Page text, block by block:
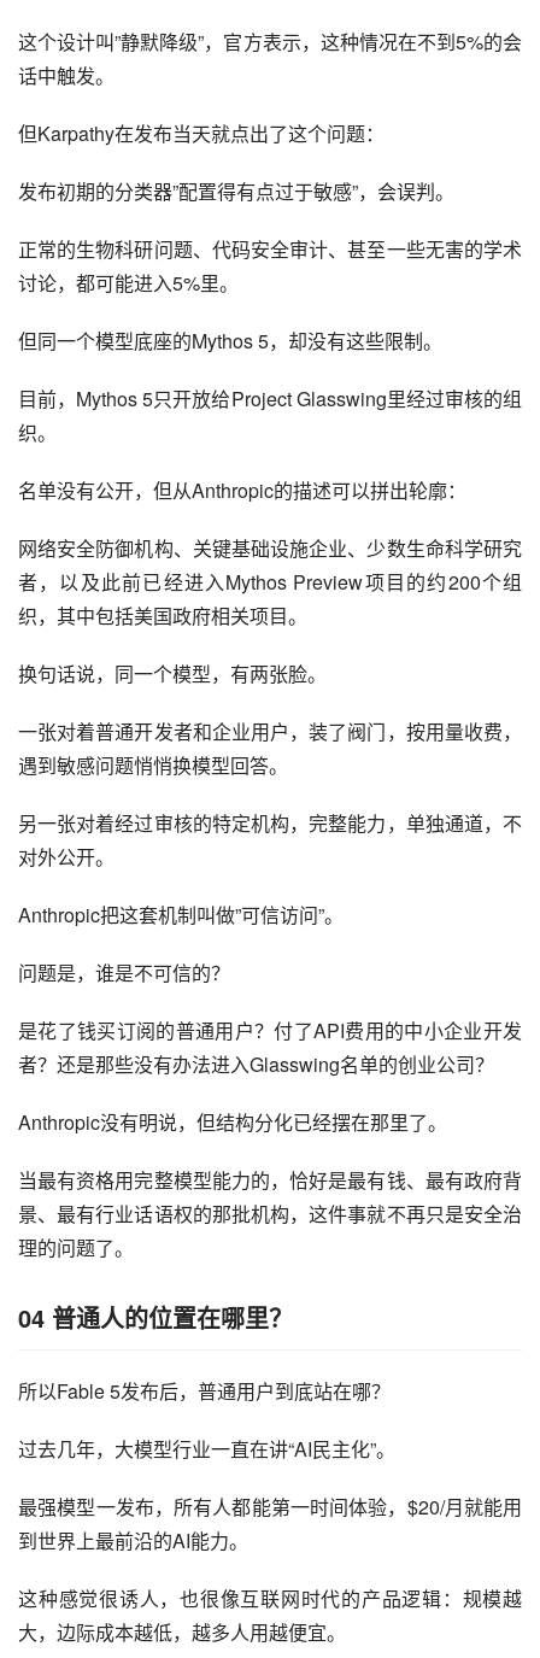
这个设计叫”静默降级”，官方表示，这种情况在不到5%的会
话中触发。
但Karpathy在发布当天就点出了这个问题：
发布初期的分类器”配置得有点过于敏感”，会误判。
正常的生物科研问题、代码安全审计、甚至一些无害的学术
讨论，都可能进入5%里。
但同一个模型底座的Mythos 5，却没有这些限制。
目前，Mythos 5只开放给Project Glasswing里经过审核的组
织。
名单没有公开，但从Anthropic的描述可以拼出轮廓：
网络安全防御机构、关键基础设施企业、少数生命科学研究
者，以及此前已经进入Mythos Preview项目的约200个组
织，其中包括美国政府相关项目。
换句话说，同一个模型，有两张脸。
一张对着普通开发者和企业用户，装了阀门，按用量收费，
遇到敏感问题悄悄换模型回答。
另一张对着经过审核的特定机构，完整能力，单独通道，不
对外公开。
Anthropic把这套机制叫做”可信访问”。
问题是，谁是不可信的？
是花了钱买订阅的普通用户？付了API费用的中小企业开发
者？还是那些没有办法进入Glasswing名单的创业公司？
Anthropic没有明说，但结构分化已经摆在那里了。
当最有资格用完整模型能力的，恰好是最有钱、最有政府背
景、最有行业话语权的那批机构，这件事就不再只是安全治
理的问题了。
04 普通人的位置在哪里？
所以Fable 5发布后，普通用户到底站在哪？
过去几年，大模型行业一直在讲“AI民主化”。
最强模型一发布，所有人都能第一时间体验，$20/月就能用
到世界上最前沿的AI能力。
这种感觉很诱人，也很像互联网时代的产品逻辑：规模越
大，边际成本越低，越多人用越便宜。